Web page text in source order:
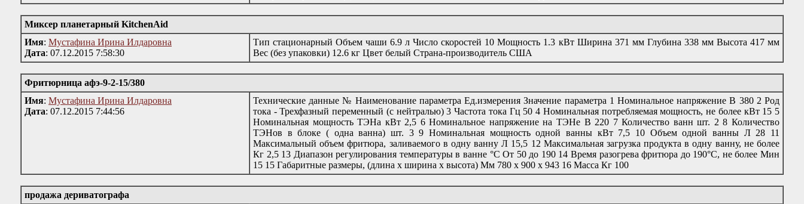
Миксер планетарный KitchenAid
Имя: Мустафина Ирина Илдаровна
Дата: 07.12.2015 7:58:30
Тип стационарный Объем чаши 6.9 л Число скоростей 10 Мощность 1.3 кВт Ширина 371 мм Глубина 338 мм Высота 417 мм
Вес (без упаковки) 12.6 кг Цвет белый Страна-производитель США
Фритюрница афэ-9-2-15/380
Имя: Мустафина Ирина Илдаровна
Дата: 07.12.2015 7:44:56
Технические данные № Наименование параметра Ед.измерения Значение параметра 1 Номинальное напряжение В 380 2 Род
тока - Трехфазный переменный (с нейтралью) 3 Частота тока Гц 50 4 Номинальная потребляемая мощность, не более кВт 15 5
Номинальная мощность ТЭНа кВт 2,5 6 Номинальное напряжение на ТЭНе В 220 7 Количество ванн шт. 2 8 Количество
ТЭНов в блоке ( одна ванна) шт. 3 9 Номинальная мощность одной ванны кВт 7,5 10 Объем одной ванны Л 28 11
Максимальный объем фритюра, заливаемого в одну ванну Л 15,5 12 Максимальная загрузка продукта в одну ванну, не более
Кг 2,5 13 Диапазон регулирования температуры в ванне °С От 50 до 190 14 Время разогрева фритюра до 190°С, не более Мин
15 15 Габаритные размеры, (длина х ширина х высота) Мм 780 х 900 х 943 16 Масса Кг 100
продажа дериватографа